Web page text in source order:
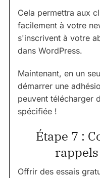
Cela permettra aux
facilement à votre
s'inscrivent à votre
dans WordPress.
Maintenant, en un
démarrer une
peuvent télécharger
spécifiée !
Étape 7 :
Offrir des essais